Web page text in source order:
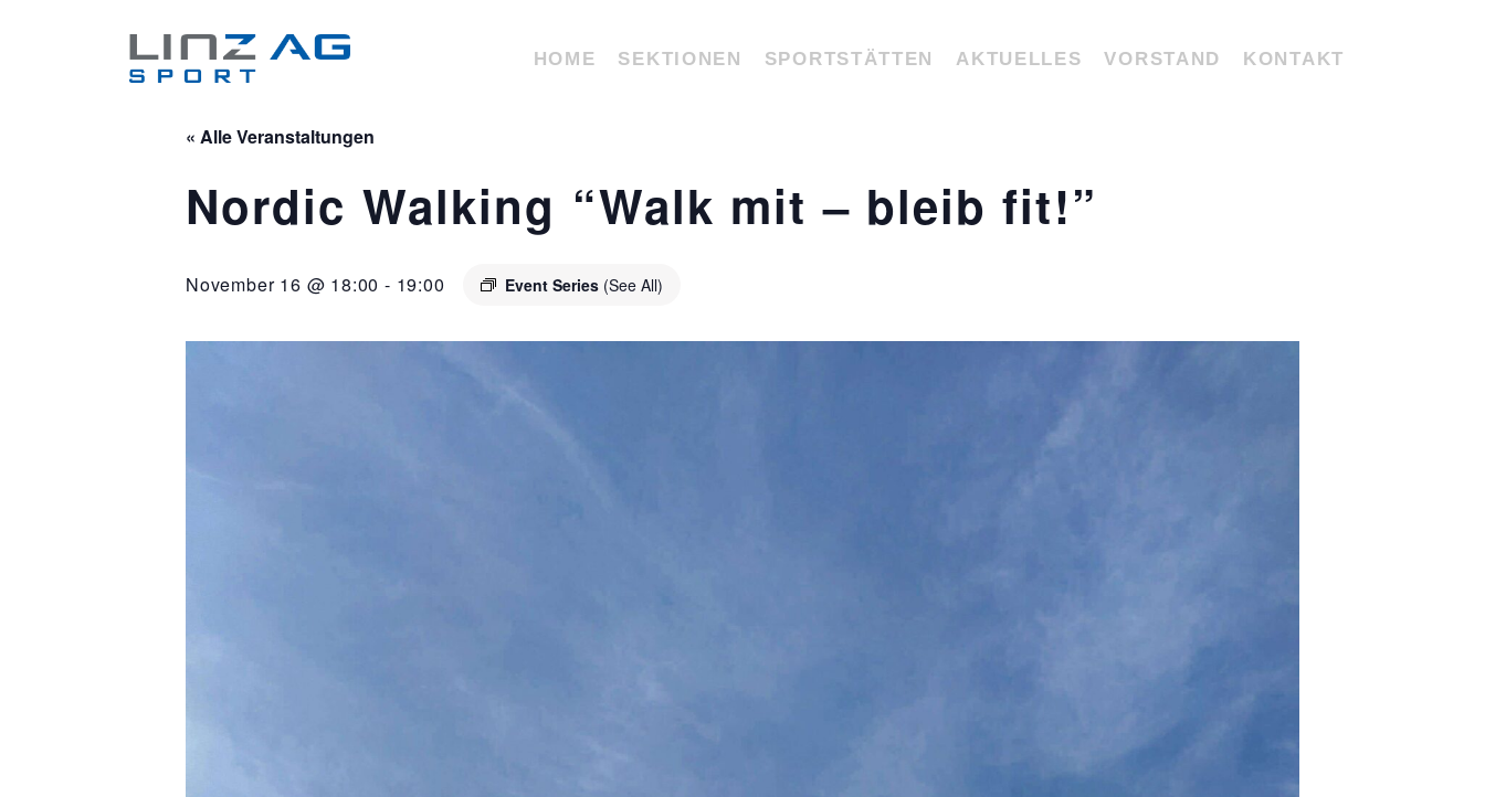
HOME SEKTIONEN SPORTSTÄTTEN AKTUELLES VORSTAND KONTAKT
« Alle Veranstaltungen
Nordic Walking “Walk mit – bleib fit!”
November 16 @ 18:00 - 19:00 Event Series (See All)